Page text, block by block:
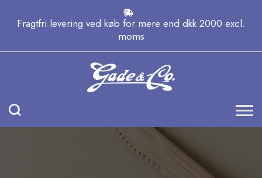
Fragtfri levering ved køb for mere end dkk 2000 excl.
moms